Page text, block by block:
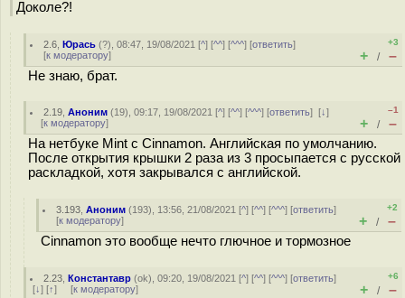
Доколе?!
2.6 ,Юрась (?), 08:47, 19/08/2021 [^] [^^] [^^^] [ответить]
[к модератору]
+3
+ / –
Не знаю, брат.
2.19 ,Аноним (19), 09:17, 19/08/2021 [^] [^^] [^^^] [ответить][↓]
[к модератору]
–1
+ / –
На нетбуке Mint с Cinnamon. Английская по умолчанию.
После открытия крышки 2 раза из 3 просыпается с русской
раскладкой, хотя закрывался с английской.
3.193 ,Аноним (193), 13:56, 21/08/2021 [^] [^^] [^^^] [ответить]
[к модератору]
+2
+ / –
Cinnamon это вообще нечто глючное и тормозное
2.23 ,Константавр (ok), 09:20, 19/08/2021 [^] [^^] [^^^] [ответить]
[↓] [↑] [к модератору]
+6
+ / –